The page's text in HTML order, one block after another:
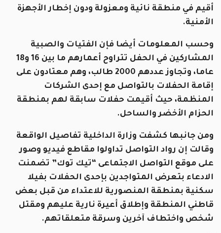
أقيم في منطقة نائية ومعزولة ودون إخطار الأجهزة
الأمنية.
وحسب المعلومات أيضا فإن الفتيات والصبية
المشاركين في الحفل تتراوح أعمارهم ما بين 16 و18
عاما، وتجاوز عددهم 2000 طالب، وهم معتادون على
إقامة الحفلات بالتواصل مع إحدى الشركات
المنظمة، حيث أقيمت حفلات سابقة لهم بمنطقة
الحزام الأخضر والساحل.
ومن جانبها كشفت وزارة الداخلية تفاصيل الواقعة
وقالت إن رواد التواصل تداولوا مقاطع فيديو وصور
على موقع التواصل الاجتماعى “تيك توك” تضمنت
الادعاء بتعرض المتواجدين بإحدى الحفلات بفيلا
سكنية بمنطقة المنصورية للاعتداء من قبل بعض
قاطني المنطقة وإطلاق أعيرة نارية عليهم ومقتل
شخص واختطاف آخرين وسرقة متعلقاتهم.